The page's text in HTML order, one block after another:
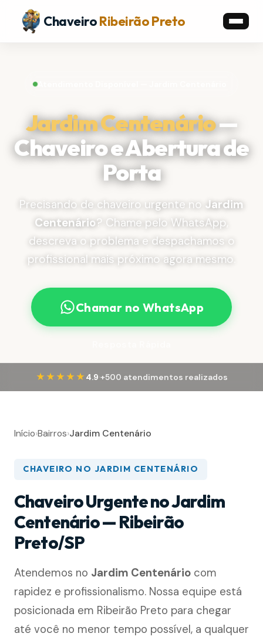
ChaveiroRibeirão Preto
Atendimento Disponível — Jardim Centenário
Jardim Centenário—
Chaveiro e Abertura de
Porta
Precisando de chaveiro urgente no Jardim
Centenário? Chame pelo WhatsApp,
descreva o problema e despachamos o
profissional mais próximo agora mesmo.
Chamar no WhatsApp
★★★★★ 4.9·+500 atendimentos realizados
Início›Bairros›Jardim Centenário
CHAVEIRO NO JARDIM CENTENÁRIO
Chaveiro Urgente no Jardim
Centenário — Ribeirão
Preto/SP
Atendemos no Jardim Centenário com
rapidez e profissionalismo. Nossa equipe está
posicionada em Ribeirão Preto para chegar
até você no menor tempo possível, a qualquer